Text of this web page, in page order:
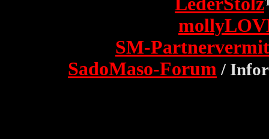
SM-
SadoMaso-Forum /